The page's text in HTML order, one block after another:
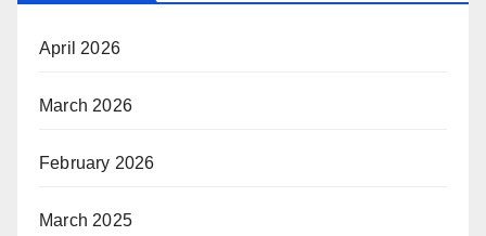
April 2026
March 2026
February 2026
March 2025